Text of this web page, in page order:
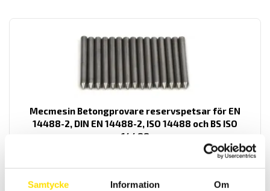
Samtycke Information Om
Mecmesin Betongprovare reservspetsar för EN
14488-2, DIN EN 14488-2, ISO 14488 och BS ISO
14488
Reservspetsar från Mecmesin för mätning av motståndskraft på
LÄS MER